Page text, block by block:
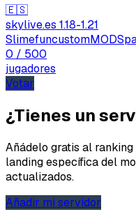
🇪🇸
skylive.es 1.18-1.21
SlimefuncustomMODS
0 / 500
jugadores
Votar
¿Tienes un
Añádelo gratis al
landing específica del
actualizados.
Añadir mi servidor